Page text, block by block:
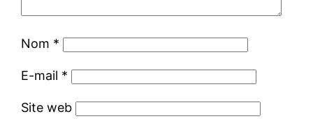
Nom *
E-mail *
Site web